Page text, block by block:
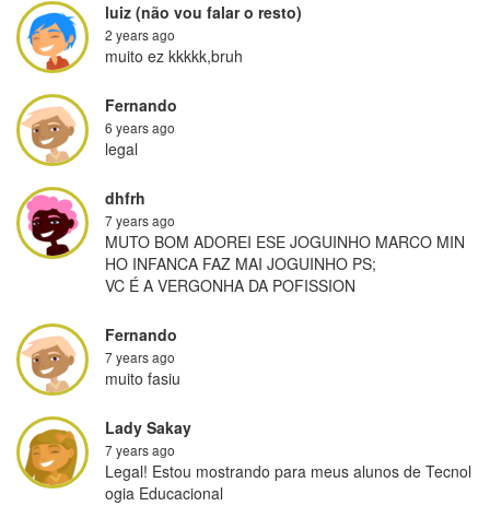
luiz (não vou falar o resto)
2 years ago
muito ez kkkkk,bruh
Fernando
6 years ago
legal
dhfrh
7 years ago
MUTO BOM ADOREI ESE JOGUINHO MARCO MIN
HO INFANCA FAZ MAI JOGUINHO PS;
VC É A VERGONHA DA POFISSION
Fernando
7 years ago
muito fasiu
Lady Sakay
7 years ago
Legal! Estou mostrando para meus alunos de Tecnol
ogia Educacional